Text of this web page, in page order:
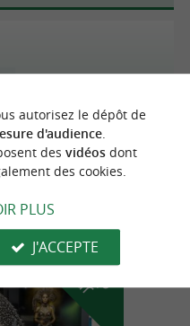
LAVERIE
n
o
t
r
e
c
o
u
p
d
e
c
o
e
u
r
autorisez le dépôt de
d'audience.
des vidéosdont
des cookies.
PLUS
J'ACCEPTE